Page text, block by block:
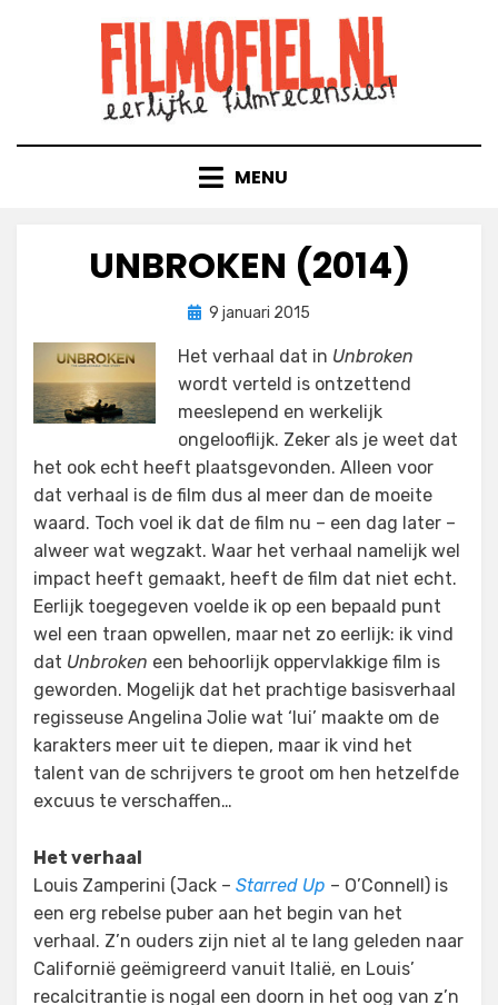
MENU
UNBROKEN (2014)
doorFilmofiel.nl
Geplaatst
9 januari 2015
Het verhaal dat in Unbroken
wordt verteld is ontzettend
meeslepend en werkelijk
ongelooflijk. Zeker als je weet dat
het ook echt heeft plaatsgevonden. Alleen voor
dat verhaal is de film dus al meer dan de moeite
waard. Toch voel ik dat de film nu – een dag later –
alweer wat wegzakt. Waar het verhaal namelijk wel
impact heeft gemaakt, heeft de film dat niet echt.
Eerlijk toegegeven voelde ik op een bepaald punt
wel een traan opwellen, maar net zo eerlijk: ik vind
dat Unbroken een behoorlijk oppervlakkige film is
geworden. Mogelijk dat het prachtige basisverhaal
regisseuse Angelina Jolie wat ‘lui’ maakte om de
karakters meer uit te diepen, maar ik vind het
talent van de schrijvers te groot om hen hetzelfde
excuus te verschaffen…
Het verhaal
Louis Zamperini (Jack – Starred Up – O’Connell) is
een erg rebelse puber aan het begin van het
verhaal. Z’n ouders zijn niet al te lang geleden naar
Californië geëmigreerd vanuit Italië, en Louis’
recalcitrantie is nogal een doorn in het oog van z’n